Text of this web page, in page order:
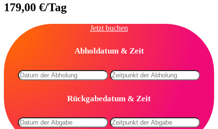
179,00 €/Tag
Jetzt buchen
Abholdatum & Zeit
Rückgabedatum & Zeit